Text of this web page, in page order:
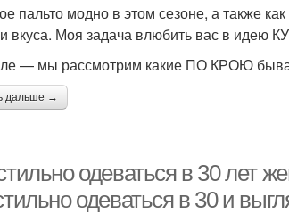
пальто модно в этом сезоне, а также
вкуса. Моя задача влюбить вас в идею
— мы рассмотрим какие ПО КРОЮ
дальше →
одеваться в 30 лет
одеваться в 30 и